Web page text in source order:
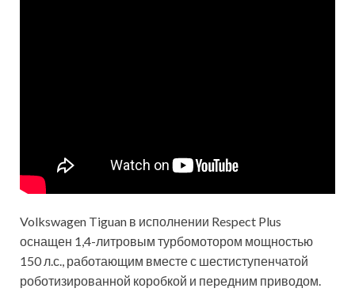
Volkswagen Tiguan в исполнении Respect Plus
оснащен 1,4-литровым турбомотором мощностью
150 л.с., работающим вместе с шестиступенчатой
роботизированной коробкой и передним приводом.